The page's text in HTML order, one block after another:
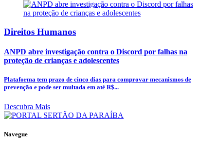
Direitos Humanos
ANPD abre investigação contra o Discord por falhas na
proteção de crianças e adolescentes
Plataforma tem prazo de cinco dias para comprovar mecanismos de
prevenção e pode ser multada em até R$...
Descubra Mais
Navegue